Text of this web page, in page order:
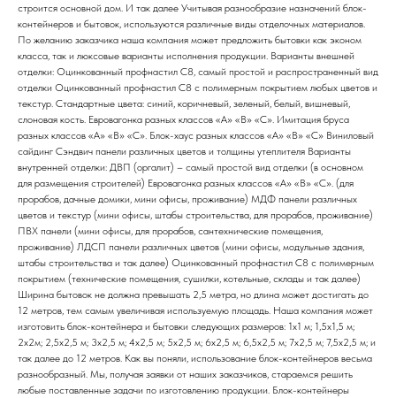
строится основной дом. И так далее Учитывая разнообразие назначений блок-
контейнеров и бытовок, используются различные виды отделочных материалов.
По желанию заказчика наша компания может предложить бытовки как эконом
класса, так и люксовые варианты исполнения продукции. Варианты внешней
отделки: Оцинкованный профнастил С8, самый простой и распространенный вид
отделки Оцинкованный профнастил С8 с полимерным покрытием любых цветов и
текстур. Стандартные цвета: синий, коричневый, зеленый, белый, вишневый,
слоновая кость. Евровагонка разных классов «А» «В» «С». Имитация бруса
разных классов «А» «В» «С». Блок-хаус разных классов «А» «В» «С» Виниловый
сайдинг Сэндвич панели различных цветов и толщины утеплителя Варианты
внутренней отделки: ДВП (оргалит) – самый простой вид отделки (в основном
для размещения строителей) Евровагонка разных классов «А» «В» «С». (для
прорабов, дачные домики, мини офисы, проживание) МДФ панели различных
цветов и текстур (мини офисы, штабы строительства, для прорабов, проживание)
ПВХ панели (мини офисы, для прорабов, сантехнические помещения,
проживание) ЛДСП панели различных цветов (мини офисы, модульные здания,
штабы строительства и так далее) Оцинкованный профнастил С8 с полимерным
покрытием (технические помещения, сушилки, котельные, склады и так далее)
Ширина бытовок не должна превышать 2,5 метра, но длина может достигать до
12 метров, тем самым увеличивая используемую площадь. Наша компания может
изготовить блок-контейнера и бытовки следующих размеров: 1х1 м; 1,5х1,5 м;
2х2м; 2,5х2,5 м; 3х2,5 м; 4х2,5 м; 5х2,5 м; 6х2,5 м; 6,5х2,5 м; 7х2,5 м; 7,5х2,5 м; и
так далее до 12 метров. Как вы поняли, использование блок-контейнеров весьма
разнообразный. Мы, получая заявки от наших заказчиков, стараемся решить
любые поставленные задачи по изготовлению продукции. Блок-контейнеры